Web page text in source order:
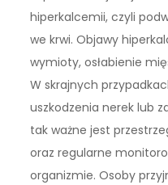
hiperkalcemii, czyli
we krwi. Objawy
wymioty, osłabienie
W skrajnych
uszkodzenia nerek lub
tak ważne jest
oraz regularne
organizmie. Osoby